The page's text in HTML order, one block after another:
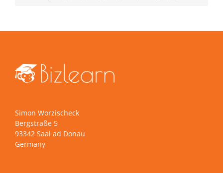
Simon Worzischeck
Bergstraße 5
93342 Saal ad Donau
Germany